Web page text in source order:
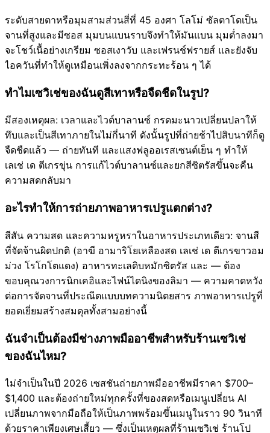
ระดับสายตาหรือมุมสามส่วนสี่ที่ 45 องศา โลโม่ ซัลตาโดเป็น
จานที่สูงและมีซอส มุมบนแบนราบจึงทำให้มันแบน มุมต่ำลงมา
จะโชว์เนื้อย่างเกรียม ซอสเงาวับ และเฟรนช์ฟรายส์ และยังจับ
ไอควันที่ทำให้ดูเหมือนเพิ่งลงจากกระทะร้อน ๆ ได้
ทำไมเซวิเช่ของฉันดูสีเทาหรือจืดชืดในรูป?
มีสองเหตุผล: เวลาและไวต์บาลานซ์ กรดมะนาวเปลี่ยนปลาให้
ทึบและเป็นสีเทาภายในไม่กี่นาที ดังนั้นรูปที่ถ่ายช้าไปสิบนาทีก็ดู
จืดชืดแล้ว — ถ่ายทันที และแสงฟลูออเรสเซนต์เย็น ๆ ทำให้
เลเช่ เด ตีเกรขุ่น การแก้ไวต์บาลานซ์และยกสีซิตรัสขึ้นจะคืน
ความสดกลับมา
อะไรทำให้การถ่ายภาพอาหารเปรูแตกต่าง?
สีสัน ความสด และความหรูหราในอาหารประเภทเดียว: จานสี
ที่จัดจ้านผิดปกติ (อาฆี อามาริโยเหลืองสด เลเช่ เด ตีเกรขาวอม
ม่วง โรโกโตแดง) อาหารทะเลดิบหมักซิตรัส และ — ต้อง
ขอบคุณวงการนิกเคอิและไฟน์ไดนิงของลิมา — ความคาดหวัง
ต่อการจัดจานที่ประณีตแบบบทความนิตยสาร ภาพอาหารเปรูที่
ยอดเยี่ยมสร้างสมดุลทั้งสามอย่างนี้
ฉันจำเป็นต้องมีช่างภาพมืออาชีพสำหรับร้านเซวิเช่
ของฉันไหม?
ไม่จำเป็นในปี 2026 เซสชันถ่ายภาพมืออาชีพมีราคา $700–
$1,400 และต้องถ่ายใหม่ทุกครั้งที่ของสดหรือเมนูเปลี่ยน AI
เปลี่ยนภาพจากมือถือให้เป็นภาพพร้อมขึ้นเมนูในราว 90 วินาที
ด้วยราคาเพียงเศษเสี้ยว — ซึ่งเป็นเหตุผลที่ร้านเซวิเช่ ร้านโป